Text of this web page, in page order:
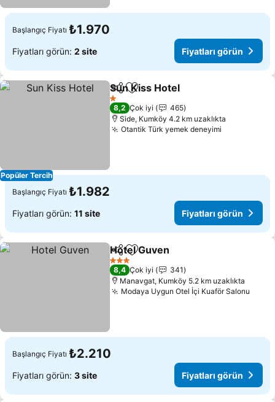
Başlangıç Fiyatı ₺1.970
Fiyatları görün: 2 site Fiyatları görün
Popüler Tercih
PaylaşFavorilerime ekle
Sun Kiss Hotel
1 Yıldız
8,2 Çok iyi
465
Side, Kumköy 4.2 km uzaklıkta
Otantik Türk yemek deneyimi
Başlangıç Fiyatı ₺1.982
Fiyatları görün: 11 site Fiyatları görün
PaylaşFavorilerime ekle
Hotel Guven
3 Yıldız
8,4 Çok iyi
341
Manavgat, Kumköy 5.2 km uzaklıkta
Modaya Uygun Otel İçi Kuaför Salonu
Başlangıç Fiyatı ₺2.210
Fiyatları görün: 3 site Fiyatları görün